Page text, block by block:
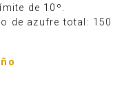
de 10º.
de azufre total: 150